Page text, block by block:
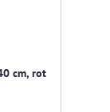
cm, rot